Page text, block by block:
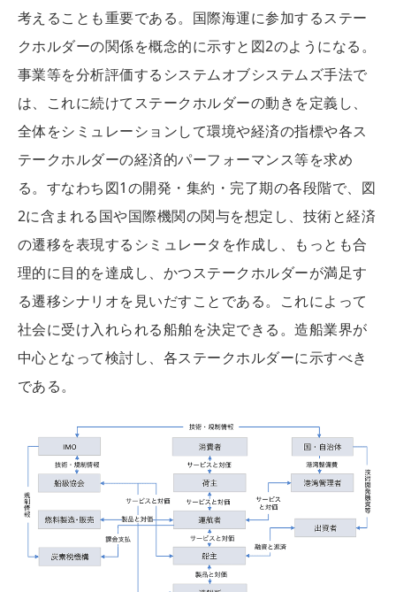
考えることも重要である。国際海運に参加するステー
クホルダーの関係を概念的に示すと図2のようになる。
事業等を分析評価するシステムオブシステムズ手法で
は、これに続けてステークホルダーの動きを定義し、
全体をシミュレーションして環境や経済の指標や各ス
テークホルダーの経済的パーフォーマンス等を求め
る。すなわち図1の開発・集約・完了期の各段階で、図
2に含まれる国や国際機関の関与を想定し、技術と経済
の遷移を表現するシミュレータを作成し、もっとも合
理的に目的を達成し、かつステークホルダーが満足す
る遷移シナリオを見いだすことである。これによって
社会に受け入れられる船舶を決定できる。造船業界が
中心となって検討し、各ステークホルダーに示すべき
である。